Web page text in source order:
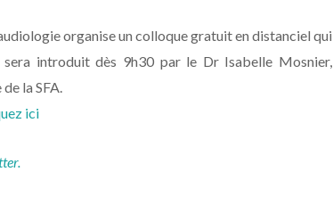
organise un colloque gratuit en distanciel qui
introduit dès 9h30 par le Dr Isabelle Mosnier,
la SFA.
ici